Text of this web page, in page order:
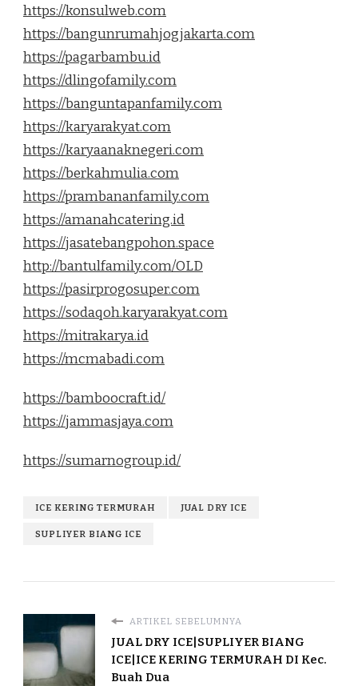
https://konsulweb.com
https://bangunrumahjogjakarta.com
https://pagarbambu.id
https://dlingofamily.com
https://banguntapanfamily.com
https://karyarakyat.com
https://karyaanaknegeri.com
https://berkahmulia.com
https://prambananfamily.com
https://amanahcatering.id
https://jasatebangpohon.space
http://bantulfamily.com/OLD
https://pasirprogosuper.com
https://sodaqoh.karyarakyat.com
https://mitrakarya.id
https://mcmabadi.com
https://bamboocraft.id/
https://jammasjaya.com
https://sumarnogroup.id/
ICE KERING TERMURAH JUAL DRY ICE
SUPLIYER BIANG ICE
ARTIKEL SEBELUMNYA
JUAL DRY ICE|SUPLIYER BIANG
ICE|ICE KERING TERMURAH DI Kec.
Buah Dua